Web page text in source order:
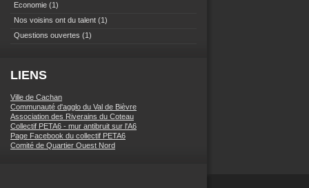
Economie (1)
Nos voisins ont du talent (1)
Questions ouvertes (1)
LIENS
Ville de Cachan
Communauté d'agglo du Val de Bièvre
Association des Riverains du Coteau
Collectif PETA6 - mur antibruit sur l'A6
Page Facebook du collectif PETA6
Comité de Quartier Ouest Nord